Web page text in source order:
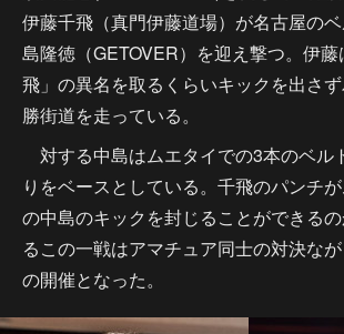
伊藤千飛（真門伊藤道場）が名古屋の
島隆徳（GETOVER）を迎え撃つ。伊
飛」の異名を取るくらいキックを出さ
勝街道を走っている。
対する中島はムエタイでの3本のベル
りをベースとしている。千飛のパンチ
の中島のキックを封じることができる
るこの一戦はアマチュア同士の対決な
の開催となった。